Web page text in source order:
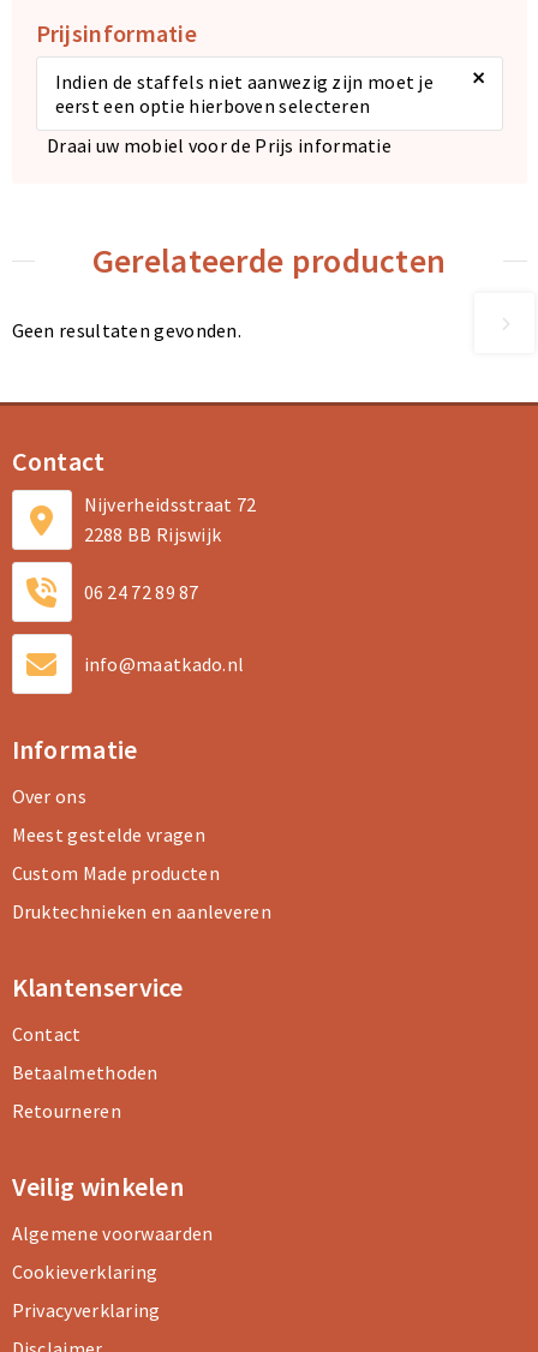
Prijsinformatie
Indien de staffels niet aanwezig zijn moet je
eerst een optie hierboven selecteren
×
Draai uw mobiel voor de Prijs informatie
Gerelateerde producten
Geen resultaten gevonden.
Contact
Nijverheidsstraat 72
2288 BB Rijswijk
06 24 72 89 87
info@maatkado.nl
Informatie
Over ons
Meest gestelde vragen
Custom Made producten
Druktechnieken en aanleveren
Klantenservice
Contact
Betaalmethoden
Retourneren
Veilig winkelen
Algemene voorwaarden
Cookieverklaring
Privacyverklaring